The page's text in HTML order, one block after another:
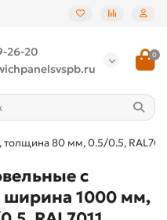
26-20
0
80 мм, 0.5/0.5,
с
ширина 1000 мм,